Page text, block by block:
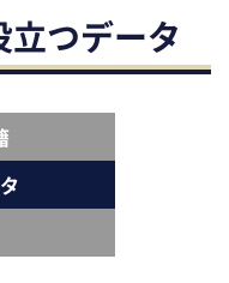
つデータ